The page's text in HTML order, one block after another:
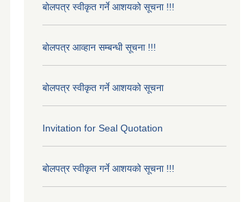
बोलपत्र स्वीकृत गर्ने आशयको सूचना !!!
बोलपत्र आव्हान सम्बन्धी सूचना !!!
बोलपत्र स्वीकृत गर्ने आशयको सूचना
Invitation for Seal Quotation
बोलपत्र स्वीकृत गर्ने आशयको सूचना !!!